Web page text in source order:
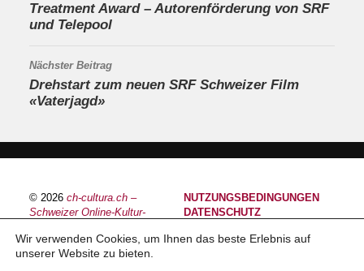
Treatment Award – Autorenförderung von SRF
und Telepool
Nächster Beitrag
Drehstart zum neuen SRF Schweizer Film
«Vaterjagd»
© 2026 ch-cultura.ch –
Schweizer Online-Kultur-
NUTZUNGSBEDINGUNGEN
DATENSCHUTZ
Wir verwenden Cookies, um Ihnen das beste Erlebnis auf
unserer Website zu bieten.